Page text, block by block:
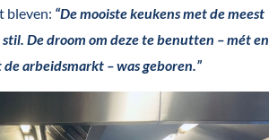
bleven: “De mooiste keukens met de meest
De droom om deze te benutten – mét en
arbeidsmarkt – was geboren.”